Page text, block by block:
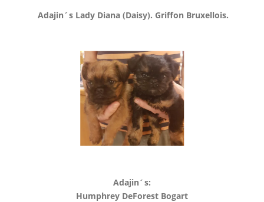
Adajin´s Lady Diana (Daisy). Griffon Bruxellois.
Adajin´s:
Humphrey DeForest Bogart